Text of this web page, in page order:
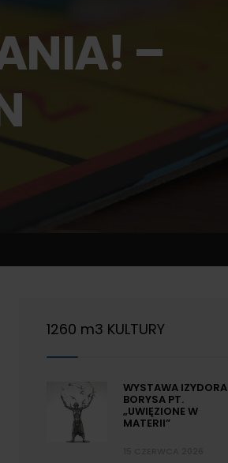
–
1260 m3 KULTURY
WYSTAWA IZYDORA
BORYSA PT.
„UWIĘZIONE W
MATERII”